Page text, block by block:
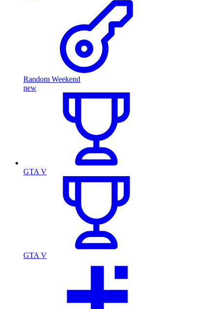
Random Weekend
new
GTA V
GTA V